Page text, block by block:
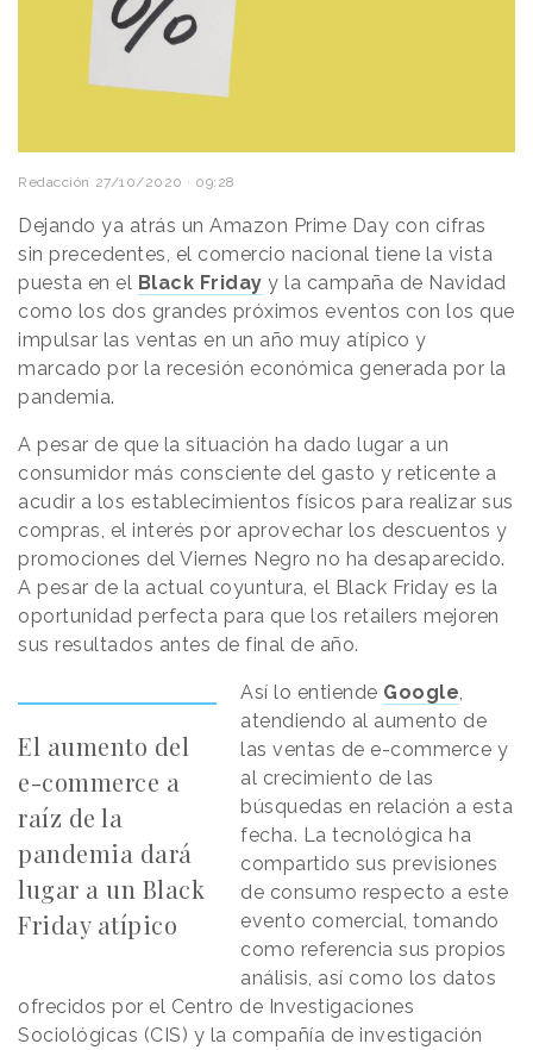
Redacción 27/10/2020 · 09:28
Dejando ya atrás un Amazon Prime Day con cifras
sin precedentes, el comercio nacional tiene la vista
puesta en el Black Friday y la campaña de Navidad
como los dos grandes próximos eventos con los que
impulsar las ventas en un año muy atípico y
marcado por la recesión económica generada por la
pandemia.
A pesar de que la situación ha dado lugar a un
consumidor más consciente del gasto y reticente a
acudir a los establecimientos físicos para realizar sus
compras, el interés por aprovechar los descuentos y
promociones del Viernes Negro no ha desaparecido.
A pesar de la actual coyuntura, el Black Friday es la
oportunidad perfecta para que los retailers mejoren
sus resultados antes de final de año.
El aumento del
e-commerce a
raíz de la
pandemia dará
lugar a un Black
Friday atípico
Así lo entiende Google
atendiendo al aumento de
las ventas de e-commerce y
al crecimiento de las
búsquedas en relación a esta
fecha. La tecnológica ha
compartido sus previsiones
de consumo respecto a este
evento comercial, tomando
como referencia sus propios
análisis, así como los datos
ofrecidos por el Centro de Investigaciones
Sociológicas (CIS) y la compañía de investigación